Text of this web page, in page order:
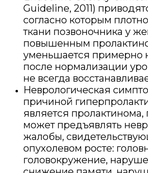
Guideline, 2011)
согласно которым
ткани позвоночника у
повышенным
уменьшается примерно
после нормализации
не всегда
Неврологическая
причиной
является пролактинома,
может предъявлять
жалобы,
опухолевом росте:
головокружение,